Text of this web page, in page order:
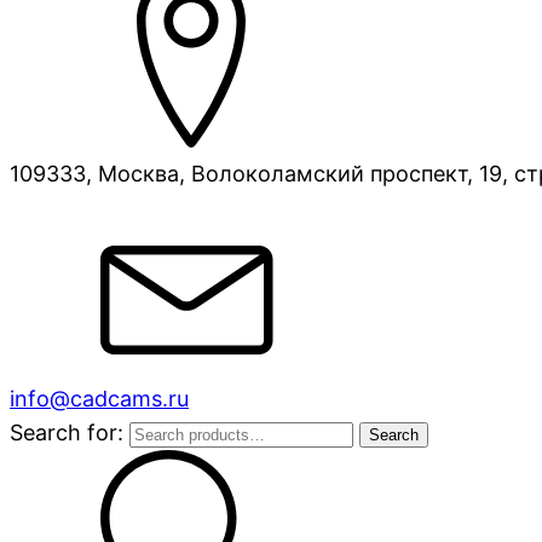
109333, Москва, Волоколамский проспект, 19,
info@cadcams.ru
Search for:
Search